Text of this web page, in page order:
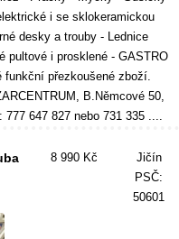
i se sklokeramickou
desky a trouby - Lednice
pultové i prosklené - GASTRO
funkční přezkoušené zboží.
B.Němcové 50,
647 827 nebo 731 335 ....
8 990 Kč
Jičín
PSČ:
50601